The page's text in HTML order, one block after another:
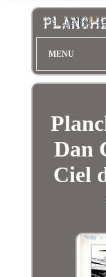
MENU
Dan
Ciel